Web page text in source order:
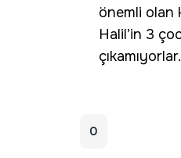
önemli olan
Halil’in 3
çıkamıyorlar.
0